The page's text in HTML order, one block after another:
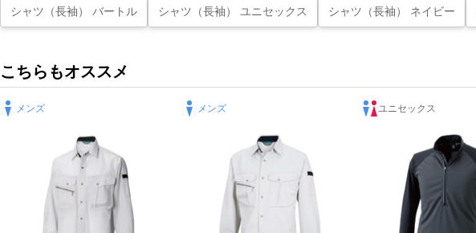
シャツ（長袖） バートル シャツ（長袖） ユニセックス シャツ（長袖） ネイビー
こちらもオススメ
メンズ メンズ ユニセックス